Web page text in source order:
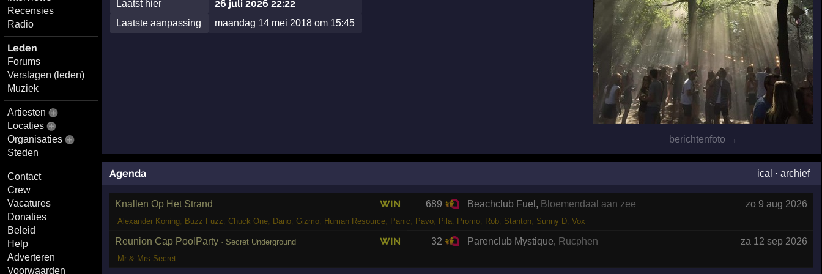
Recensies
Radio
Leden
Forums
Verslagen (leden)
Muziek
Artiesten
Locaties
Organisaties
Steden
Contact
Crew
Vacatures
Donaties
Beleid
Help
Adverteren
Voorwaarden
berichtenfoto →
Laatst hier
26 juli 2026 22:22
Laatste aanpassing maandag 14 mei 2018 om 15:45
Agenda ical · archief
Knallen Op Het Strand WIN 689 Beachclub Fuel , Bloemendaal aan zee zo 9 aug 2026
Alexander Koning, Buzz Fuzz Chuck One, Dano, Gizmo, Human Resource, Panic Pavo, Pila Promo, Rob, Stanton, Sunny D, Vox
Reunion Cap PoolParty · Secret Underground WIN 32 Parenclub Mystique, Rucphen za 12 sep 2026
Mr & Mrs Secret